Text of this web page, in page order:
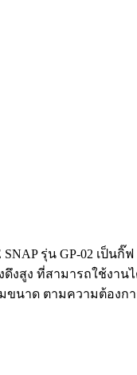
รุ่น GP-02 เป็นกิ๊ฟ
งสูง ที่สามารถใช้งาน
ขนาด ตามความต้องก